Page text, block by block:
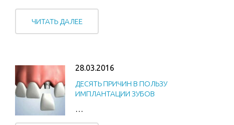
ЧИТАТЬ ДАЛЕЕ
28.03.2016
ДЕСЯТЬ ПРИЧИН В ПОЛЬЗУ
ИМПЛАНТАЦИИ ЗУБОВ
…